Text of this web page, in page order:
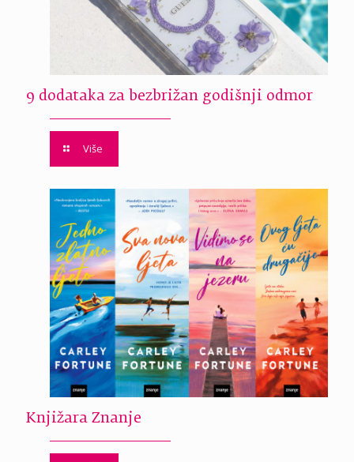
9 dodataka za bezbrižan godišnji odmor
Više
Knjižara Znanje